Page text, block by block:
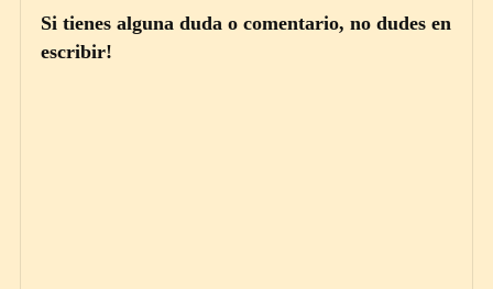
Si tienes alguna duda o comentario, no dudes en
escribir!